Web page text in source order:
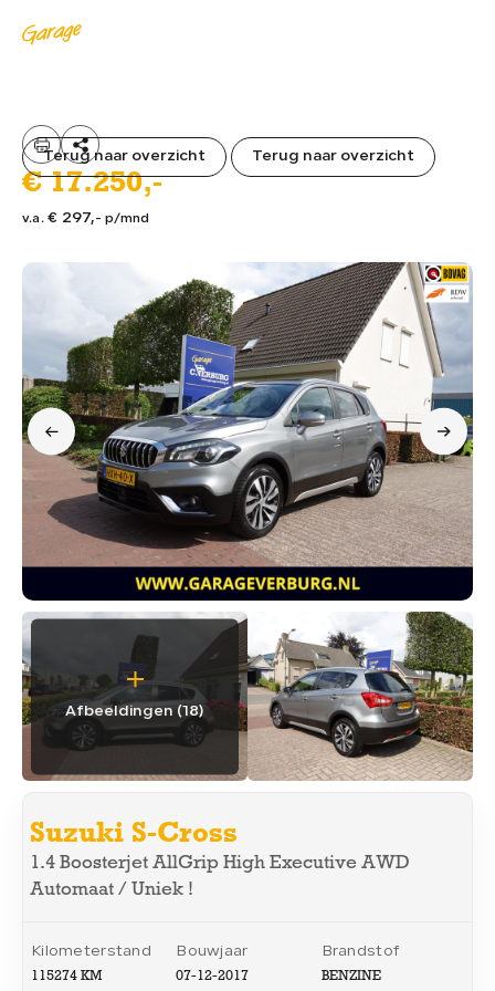
MENU
013-5053085
02. AANBOD
03.DIENSTEN
04.WERKPLAATS
OVER ONS
06.VERKOCHT
07.CONTACT
Terug naar overzicht Terug naar overzicht
€ 17.250,-
v.a.€ 297,- p/mnd
Afbeeldingen (18)
Suzuki S-Cross
1.4 Boosterjet AllGrip High Executive AWD
Automaat / Uniek !
Kilometerstand
115274 KM
Bouwjaar
07-12-2017
Brandstof
BENZINE